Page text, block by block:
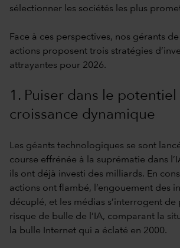
sélectionner les sociétés les plus
Face à ces perspectives, nos gérants
actions proposent trois stratégies
attrayantes pour 2026.
1. Puiser dans le potentiel
croissance dynamique
Les géants technologiques se sont
course effrénée à la suprématie dans
ils ont déjà investi des milliards. En
actions ont flambé, l’engouement des
décuplé, et les médias s’interrogent de
risque de bulle de l’IA, comparant la
la bulle Internet qui a éclaté en 2000.